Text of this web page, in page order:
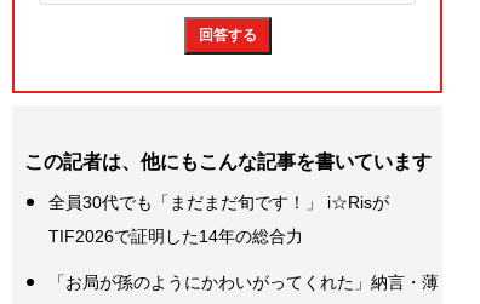
この記者は、他にもこんな記事を書いています
全員30代でも「まだまだ旬です！」 i☆Risが
TIF2026で証明した14年の総合力
「お局が孫のようにかわいがってくれた」納言・薄